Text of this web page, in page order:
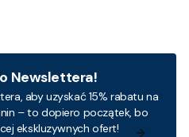
Newslettera!
aby uzyskać 15% rabatu na
– to dopiero początek, bo
ekskluzywnych ofert!